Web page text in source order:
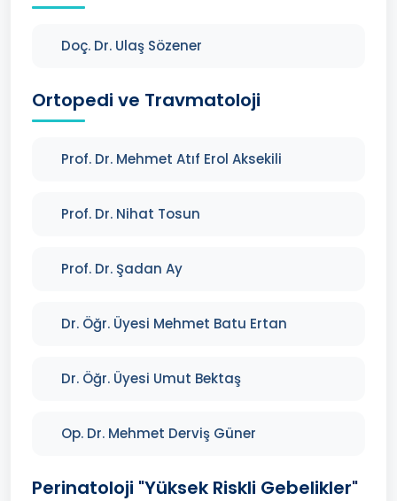
Doç. Dr. Ulaş Sözener
Ortopedi ve Travmatoloji
Prof. Dr. Mehmet Atıf Erol Aksekili
Prof. Dr. Nihat Tosun
Prof. Dr. Şadan Ay
Dr. Öğr. Üyesi Mehmet Batu Ertan
Dr. Öğr. Üyesi Umut Bektaş
Op. Dr. Mehmet Derviş Güner
Perinatoloji "Yüksek Riskli Gebelikler"